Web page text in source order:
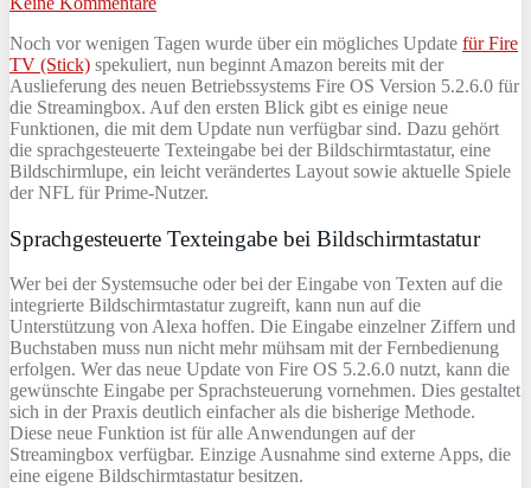
Noch vor wenigen Tagen wurde über ein mögliches Update für Fire
TV (Stick) spekuliert, nun beginnt Amazon bereits mit der
Auslieferung des neuen Betriebssystems Fire OS Version 5.2.6.0 für
die Streamingbox. Auf den ersten Blick gibt es einige neue
Funktionen, die mit dem Update nun verfügbar sind. Dazu gehört
die sprachgesteuerte Texteingabe bei der Bildschirmtastatur, eine
Bildschirmlupe, ein leicht verändertes Layout sowie aktuelle Spiele
der NFL für Prime-Nutzer.
Sprachgesteuerte Texteingabe bei Bildschirmtastatur
Wer bei der Systemsuche oder bei der Eingabe von Texten auf die
integrierte Bildschirmtastatur zugreift, kann nun auf die
Unterstützung von Alexa hoffen. Die Eingabe einzelner Ziffern und
Buchstaben muss nun nicht mehr mühsam mit der Fernbedienung
erfolgen. Wer das neue Update von Fire OS 5.2.6.0 nutzt, kann die
gewünschte Eingabe per Sprachsteuerung vornehmen. Dies gestaltet
sich in der Praxis deutlich einfacher als die bisherige Methode.
Diese neue Funktion ist für alle Anwendungen auf der
Streamingbox verfügbar. Einzige Ausnahme sind externe Apps, die
eine eigene Bildschirmtastatur besitzen.